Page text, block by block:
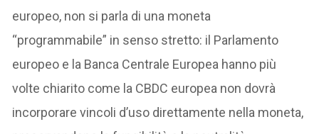
europeo, non si parla di una moneta
“programmabile” in senso stretto: il Parlamento
europeo e la Banca Centrale Europea hanno più
volte chiarito come la CBDC europea non dovrà
incorporare vincoli d’uso direttamente nella moneta,